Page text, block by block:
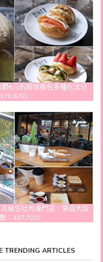
6元的超值餐包多種吃法分
級生吐司專門店．來自大阪
：497,720)
TRENDING ARTICLES